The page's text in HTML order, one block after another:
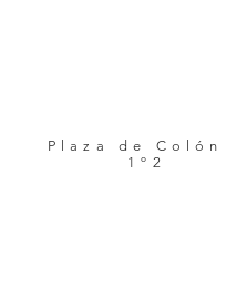
Plaza de
1º2